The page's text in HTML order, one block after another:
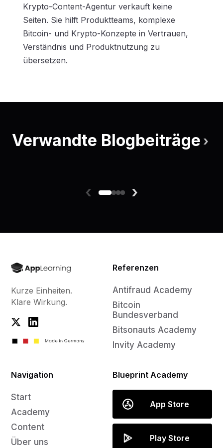
Krypto-Content-Agentur verkauft keine
Seiten. Sie hilft Produktteams, komplexe
Bitcoin- und Krypto-Konzepte in Vertrauen,
Verständnis und Produktnutzung zu
übersetzen.
Verwandte Blogbeiträge ›
‹ ›
Kurze Einheiten.
Klare Wirkung.
Referenzen
Antifraud Academy
Bitcoin
Bundesverband
Bitsonauts Academy
Invity Academy
Navigation
Start
Academy
Content
Über uns
Blueprint Academy
App Store
Play Store